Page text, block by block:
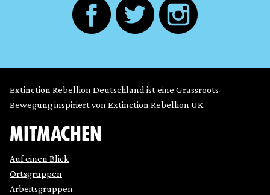
Extinction Rebellion Deutschland ist eine Grassroots-
Bewegung inspiriert von Extinction Rebellion UK.
MITMACHEN
Auf einen Blick
Ortsgruppen
Arbeitsgruppen